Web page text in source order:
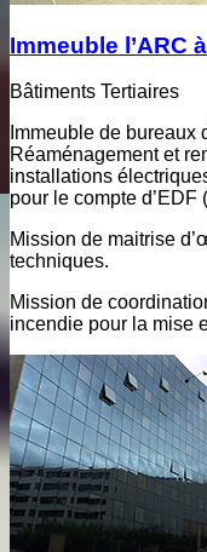
Immeuble l’ARC
Bâtiments Tertiaires
Immeuble de bureaux
Réaménagement et
installations
pour le compte d’EDF
Mission de maitrise
techniques.
Mission de
incendie pour la mise